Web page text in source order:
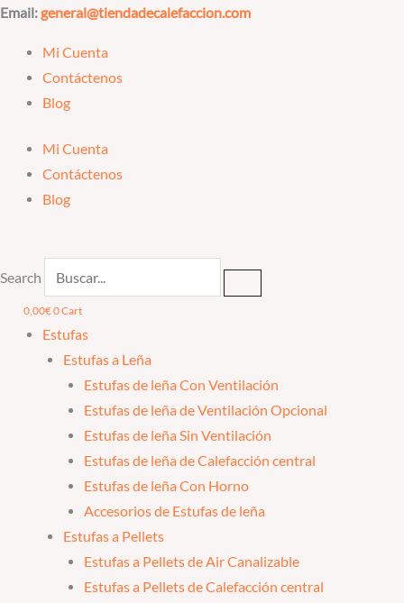
Ir
contenido
Email:general@tiendadecalefaccion.com
Mi Cuenta
Contáctenos
Blog
Mi Cuenta
Contáctenos
Blog
Search
0,00€0Cart
Estufas
Estufas a Leña
Estufas de leña Con Ventilación
Estufas de leña de Ventilación Opcional
Estufas de leña Sin Ventilación
Estufas de leña de Calefacción central
Estufas de leña Con Horno
Accesorios de Estufas de leña
Estufas a Pellets
Estufas a Pellets de Air Canalizable
Estufas a Pellets de Calefacción central